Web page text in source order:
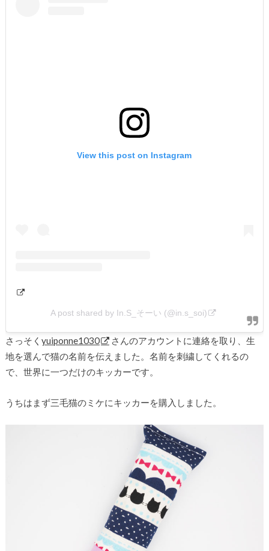
View this post on Instagram
A post shared by In.S_そーい (@in.s_soi)
さっそく yuiponne1030
さんのアカウントに連絡を取り、生
地を選んで猫の名前を伝えました。名前を刺繍してくれるの
で、世界に一つだけのキッカーです。
うちはまず三毛猫のミケにキッカーを購入しました。